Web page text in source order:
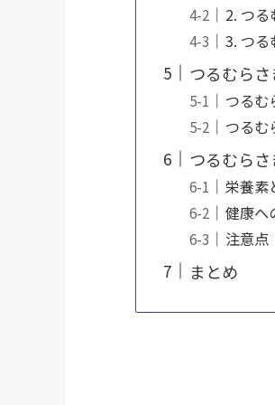
2. つ
3. つる
つるむら
つるむ
つるむ
つるむら
栄養素
健康へ
注意点
まとめ